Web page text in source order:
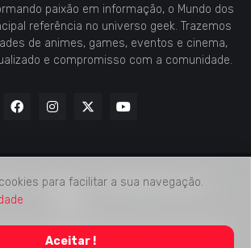
paixão em informação, o Mundo dos
referência no universo geek. Trazemos
de animes, games, eventos e cinema,
e compromisso com a comunidade.
Midia Kit
Verificação de Fatos
para facilitar a sua navegação.
Aceitar !